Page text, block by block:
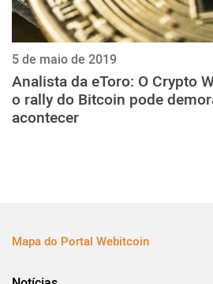
5 de maio de 2019
Analista da eToro: O Crypto
o rally do Bitcoin pode
acontecer
Mapa do Portal Webitcoin